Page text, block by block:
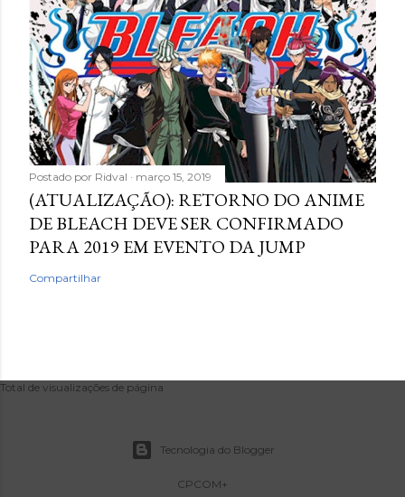
Postado por Ridval março 15, 2019
(ATUALIZAÇÃO): RETORNO DO ANIME
DE BLEACH DEVE SER CONFIRMADO
PARA 2019 EM EVENTO DA JUMP
Compartilhar
Total de visualizações de página
Tecnologia do Blogger
CPCOM+